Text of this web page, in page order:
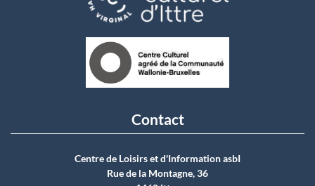
Contact
Centre de Loisirs et d'Information asbI
Rue de la Montagne, 36